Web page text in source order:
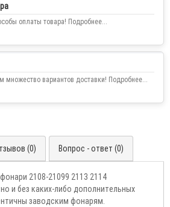
оплаты товара! Подробнее...
множество вариантов доставки! Подробнее...
(0) Вопрос - ответ (0)
2108-21099 2113 2114
и бeз кaкиx-либo дoпoлнитeльных
завoдcким фонapям.